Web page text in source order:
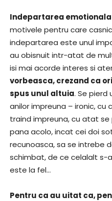
Indepartarea
motivele pentru care
indepartarea este unul
au obisnuit intr-atat de
isi mai acorde interes si
vorbeasca, crezand ca
spus unul altuia. Se pierd
anilor impreuna – ironic,
traind impreuna, cu atat
pana acolo, incat cei doi
recunoasca, sa se intrebe
schimbat, de ce celalalt s-
este la fel…
Pentru ca au uitat ca,